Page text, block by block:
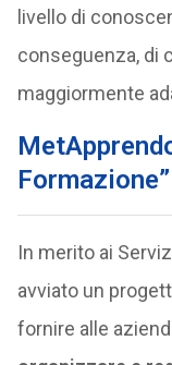
livello di
conseguenza, di
maggiormente
Formazione”
In merito ai
avviato un
fornire alle